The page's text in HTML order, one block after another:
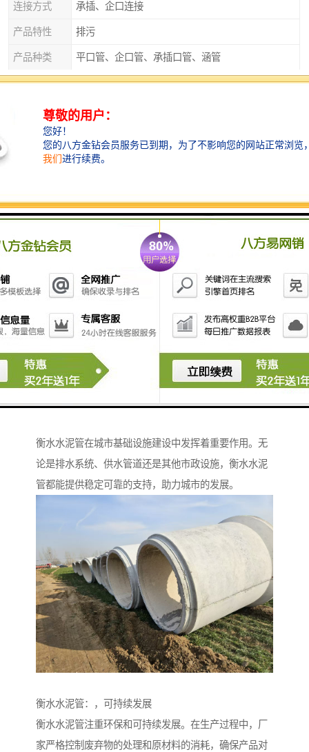
连接方式 承插、企口连接
产品特性 排污
产品种类 平口管、企口管、承插口管、涵管
外观 实心砌块
125
衡水水泥管：安装便捷，施工效率高
衡水水泥管的安装过程简单快捷，能够大大缩短工期。
的安全和效率。
衡水水泥管在城市基础设施建设中发挥着重要作用。无
论是排水系统、供水管道还是其他市政设施，衡水水泥
管都能提供稳定可靠的支持，助力城市的发展。
衡水水泥管：，可持续发展
衡水水泥管注重环保和可持续发展。在生产过程中，厂
家严格控制废弃物的处理和原材料的消耗，确保产品对